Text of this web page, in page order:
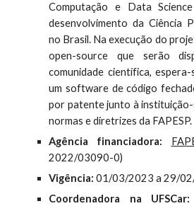
Computação e Data
desenvolvimento da Ciência
no Brasil. Na execução do
open-source que serão
comunidade científica,
um software de código
por patente junto à instituição-
normas e diretrizes da FAPESP.
Agência financiadora:
2022/03090-0)
Vigência: 01/03/2023 a 29/
Coordenadora na UFSCar: